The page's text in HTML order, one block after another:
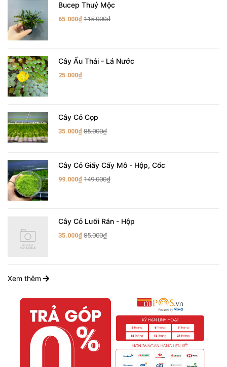
Bucep Thuỷ Mộc
65.000₫ 115.000₫
Cây Ấu Thái - Lá Nước
25.000₫
Cây Cỏ Cọp
35.000₫ 85.000₫
Cây Cỏ Giấy Cấy Mô - Hộp, Cốc
99.000₫ 149.000₫
Cây Cỏ Lưỡi Rắn - Hộp
35.000₫ 85.000₫
Xem thêm